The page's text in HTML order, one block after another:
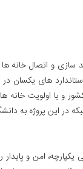
و اتصال خانه
های
و با اولویت
در این پروژه به
امن و